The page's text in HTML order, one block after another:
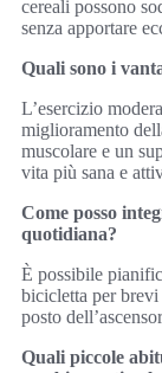
cereali possono
senza apportare
Quali sono i
L’esercizio
miglioramento
muscolare e un
vita più sana e
Come posso
quotidiana?
È possibile
bicicletta per brevi
posto
Quali piccole